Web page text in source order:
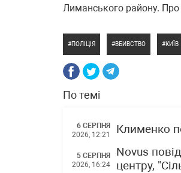
Лиманського району. Про
ПОЛІЦІЯ ВБИВСТВО КИЇВ
По темі
6 СЕРПНЯ
2026, 12:21
Клименко
5 СЕРПНЯ
2026, 16:24
Novus
центру,